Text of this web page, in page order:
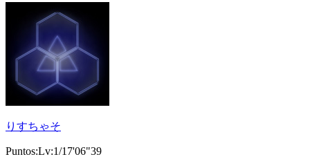
りすちゃそ
Puntos:Lv:1/17'06"39